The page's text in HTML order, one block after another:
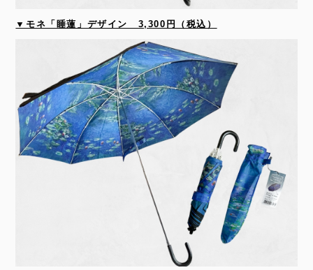
▼モネ「睡蓮」デザイン 3,300円（税込）